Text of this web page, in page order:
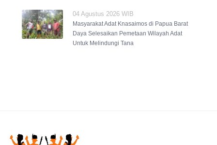
04 Agustus 2026 WIB
Masyarakat Adat Knasaimos di Papua Barat
Daya Selesaikan Pemetaan Wilayah Adat
Untuk Melindungi Tana